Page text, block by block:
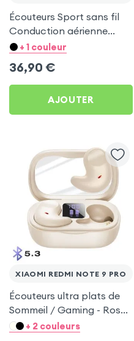
Écouteurs Sport sans fil
Conduction aérienne
Swissten Run Beige pour
+ 1 couleur
36,90 €
AJOUTER
XIAOMI REDMI NOTE 9 PRO
Écouteurs ultra plats de
Sommeil / Gaming - Rose
pour Xiaomi Redmi Note 9
+ 2 couleurs